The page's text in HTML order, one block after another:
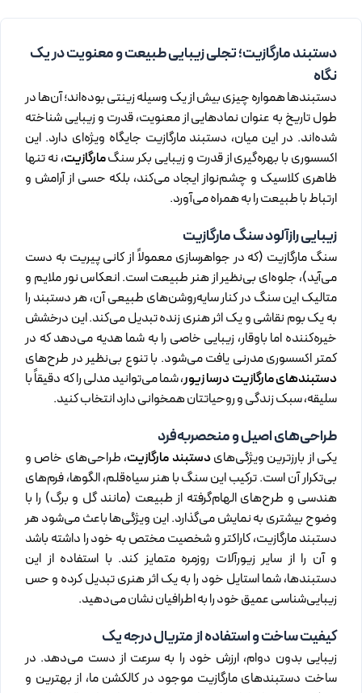
دستبند مارگازیت؛ تجلی زیبایی طبیعت و معنویت در یک
نگاه
دستبندها همواره چیزی بیش از یک وسیله زینتی بوده‌اند؛ آن‌ها در
طول تاریخ به عنوان نمادهایی از معنویت، قدرت و زیبایی شناخته
شده‌اند. در این میان، دستبند مارگازیت جایگاه ویژه‌ای دارد. این
اکسسوری با بهره‌گیری از قدرت و زیبایی بکر سنگمارگازیت، نه تنها
ظاهری کلاسیک و چشم‌نواز ایجاد می‌کند، بلکه حسی از آرامش و
ارتباط با طبیعت را به همراه می‌آورد.
زیبایی رازآلود سنگ مارگازیت
سنگ مارگازیت (که در جواهرسازی معمولاً از کانی پیریت به دست
می‌آید)، جلوه‌ای بی‌نظیر از هنر طبیعت است. انعکاس نور ملایم و
متالیک این سنگ در کنار سایه‌روشن‌های طبیعی آن، هر دستبند را
به یک بوم نقاشی و یک اثر هنری زنده تبدیل می‌کند. این درخشش
خیره‌کننده اما باوقار، زیبایی خاصی را به شما هدیه می‌دهد که در
کمتر اکسسوری مدرنی یافت می‌شود. با تنوع بی‌نظیر در طرح‌های
دستبندهای مارگازیت درسا زیور، شما می‌توانید مدلی را که دقیقاً با
سلیقه، سبک زندگی و روحیاتتان همخوانی دارد انتخاب کنید.
طراحی‌های اصیل و منحصر‌به‌فرد
یکی از بارزترین ویژگی‌هایدستبند مارگازیت، طراحی‌های خاص و
بی‌تکرار آن است. ترکیب این سنگ با هنر سیاه‌قلم، الگوها، فرم‌های
هندسی و طرح‌های الهام‌گرفته از طبیعت (مانند گل و برگ) را با
وضوح بیشتری به نمایش می‌گذارد. این ویژگی‌ها باعث می‌شود هر
دستبند مارگازیت، کاراکتر و شخصیت مختص به خود را داشته باشد
و آن را از سایر زیورآلات روزمره متمایز کند. با استفاده از این
دستبندها، شما استایل خود را به یک اثر هنری تبدیل کرده و حس
زیبایی‌شناسی عمیق خود را به اطرافیان نشان می‌دهید.
کیفیت ساخت و استفاده از متریال درجه یک
زیبایی بدون دوام، ارزش خود را به سرعت از دست می‌دهد. در
ساخت دستبندهای مارگازیت موجود در کالکشن ما، از بهترین و